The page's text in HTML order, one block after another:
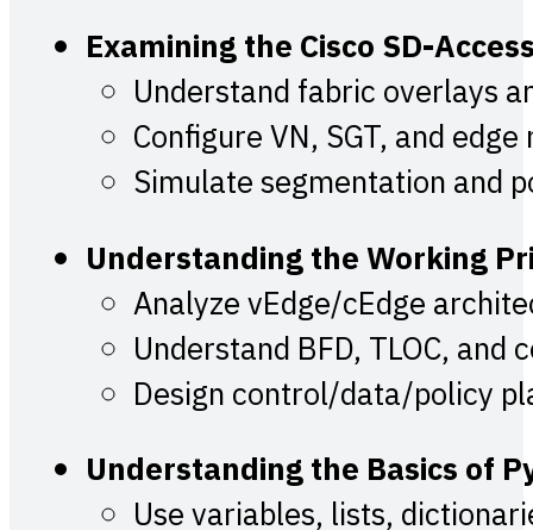
Examining the Cisco SD-
Understand fabric overlays
Configure VN, SGT, and edge
Simulate segmentation and
Understanding the Working
Analyze vEdge/cEdge
Understand BFD, TLOC, and
Design control/data/policy
Understanding the Basics of
Use variables, lists,